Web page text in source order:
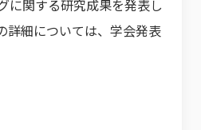
に関する研究成果を発表し
詳細については、学会発表